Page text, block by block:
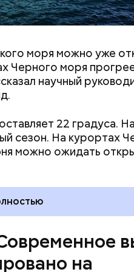
моря можно уже
Черного моря
научный
22 градуса.
сезон. На курортах
можно ожидать
на
высшей школой в